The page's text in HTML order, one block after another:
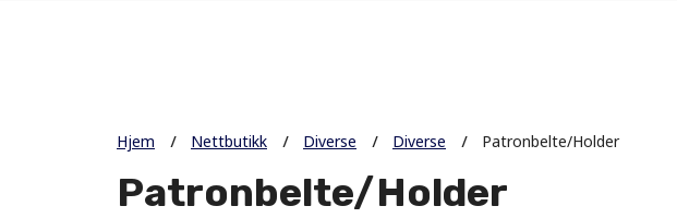
Hjem Nettbutikk Diverse Diverse Patronbelte/Holder
Patronbelte/Holder